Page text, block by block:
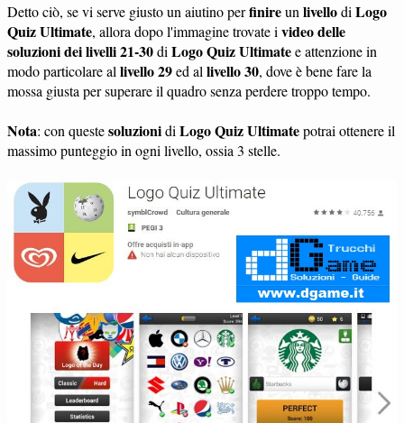
Detto ciò, se vi serve giusto un aiutino perfinireun livellodi Logo
Quiz Ultimate, allora dopo l'immagine trovate i video delle
soluzioni dei livelli 21-30di Logo Quiz Ultimatee attenzione in
modo particolare al livello 29ed al livello 30, dove è bene fare la
mossa giusta per superare il quadro senza perdere troppo tempo.
Nota: con questesoluzionidi Logo Quiz Ultimatepotrai ottenere il
massimo punteggio in ogni livello, ossia 3 stelle.